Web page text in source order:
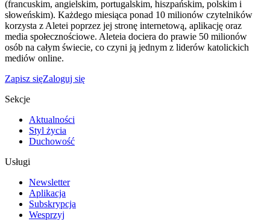
(francuskim, angielskim, portugalskim, hiszpańskim, polskim i
słoweńskim). Każdego miesiąca ponad 10 milionów czytelników
korzysta z Aletei poprzez jej stronę internetową, aplikację oraz
media społecznościowe. Aleteia dociera do prawie 50 milionów
osób na całym świecie, co czyni ją jednym z liderów katolickich
mediów online.
Zapisz sięZaloguj się
Sekcje
Aktualności
Styl życia
Duchowość
Usługi
Newsletter
Aplikacja
Subskrypcja
Wesprzyj